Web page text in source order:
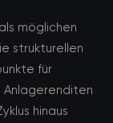
möglichen
strukturellen
für
Anlagerenditen
hinaus